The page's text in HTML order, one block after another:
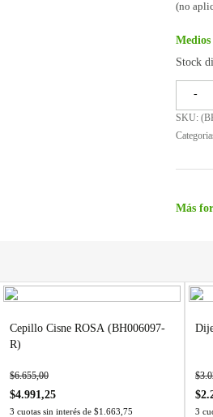
(no
Medios
Stock
-
SKU: (
Más
Cepillo Cisne ROSA (BH006097-
R)
$6.655,00
$4.991,25
3 cuotas sin interés de $1.663,75
$
$
3